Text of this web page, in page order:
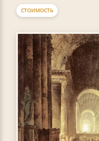
СТОИМОСТЬ